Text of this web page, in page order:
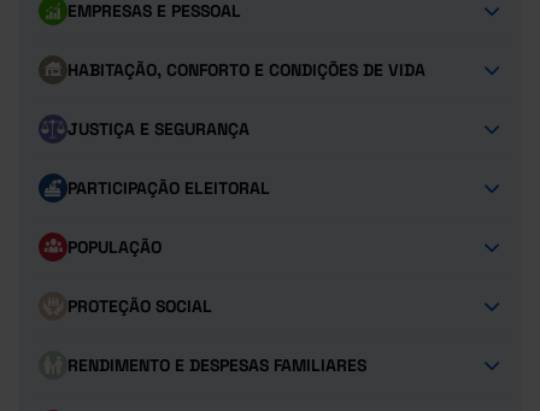
EMPRESAS E PESSOAL
HABITAÇÃO, CONFORTO E CONDIÇÕES DE VIDA
JUSTIÇA E SEGURANÇA
PARTICIPAÇÃO ELEITORAL
POPULAÇÃO
PROTEÇÃO SOCIAL
RENDIMENTO E DESPESAS FAMILIARES